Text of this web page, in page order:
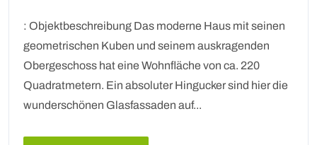
: Objektbeschreibung Das moderne Haus mit seinen
geometrischen Kuben und seinem auskragenden
Obergeschoss hat eine Wohnfläche von ca. 220
Quadratmetern. Ein absoluter Hingucker sind hier die
wunderschönen Glasfassaden auf...